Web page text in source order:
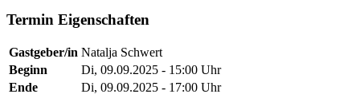
Termin Eigenschaften
Gastgeber/in Natalja Schwert
Beginn
Di, 09.09.2025 - 15:00 Uhr
Ende
Di, 09.09.2025 - 17:00 Uhr